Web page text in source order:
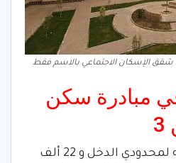
شقق الإسكان الاجتماعي بالاسم فقط
مبادرة سكن
عقب سداد 15 ألف جنيه لمحدودي الدخل و 22 ألف